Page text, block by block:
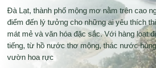
Đà Lạt, thành phố mộng mơ nằm trên cao
điểm đến lý tưởng cho những ai yêu thích
mát mẻ và văn hóa đặc sắc. Với hàng loạt
tiếng, từ hồ nước thơ mộng, thác nước
vườn hoa rực